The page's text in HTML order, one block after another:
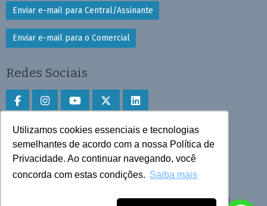
Utilizamos cookies essenciais e tecnologias
semelhantes de acordo com a nossa Política de
Privacidade. Ao continuar navegando, você
concorda com estas condições. Saiba mais
Enviar e-mail para Central/Assinante
Enviar e-mail para o Comercial
Redes Sociais
Faça download do aplicativo
Play Store e App Store
Todos os direitos reservados © 2025 Cruzeiro do Sul